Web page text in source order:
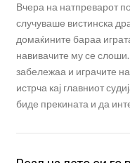
Вчера на натпреварот
случуваше вистинска
домаќините бараа
навивачите му се слоши.
забележаа и играчите
истрча кај главниот
биде прекината и да